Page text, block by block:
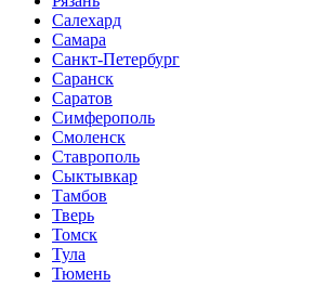
Салехард
Самара
Санкт-Петербург
Саранск
Саратов
Симферополь
Смоленск
Ставрополь
Сыктывкар
Тамбов
Тверь
Томск
Тула
Тюмень